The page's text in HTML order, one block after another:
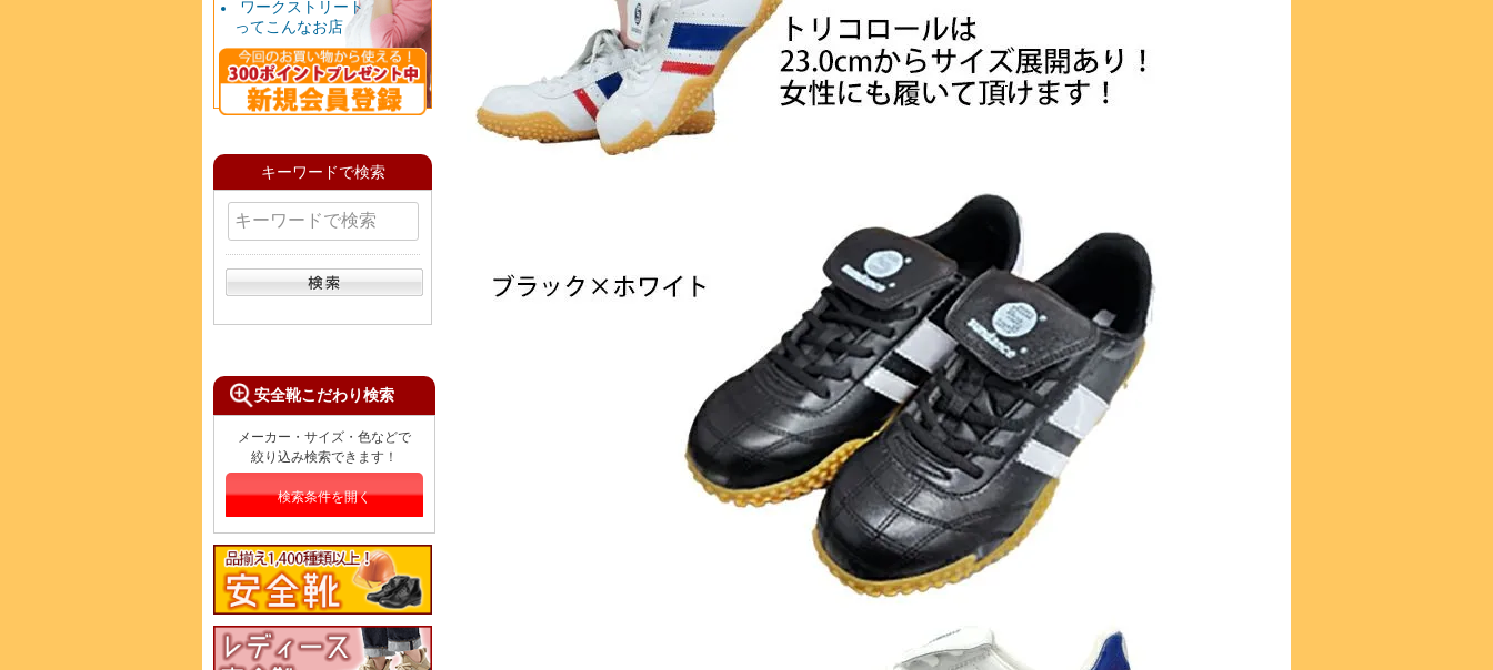
ワークストリート
ってこんなお店
キーワードで検索
安全靴こだわり検索
メーカー・サイズ・色などで
絞り込み検索できます！
検索条件を開く